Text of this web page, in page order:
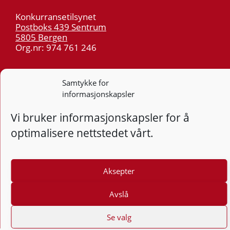
Samtykke for
informasjonskapsler
Vi bruker informasjonskapsler for å
optimalisere nettstedet vårt.
Aksepter
Avslå
Se valg
Konkurransetilsynet
Postboks 439 Sentrum
5805 Bergen
Org.nr: 974 761 246
post@kt.no